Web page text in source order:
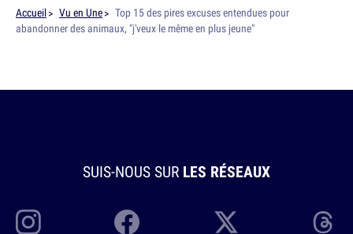
Accueil Vu en Une
Top 15 des pires excuses entendues pour
abandonner des animaux, "j'veux le même en plus jeune"
SUIS-NOUS SUR LES RÉSEAUX